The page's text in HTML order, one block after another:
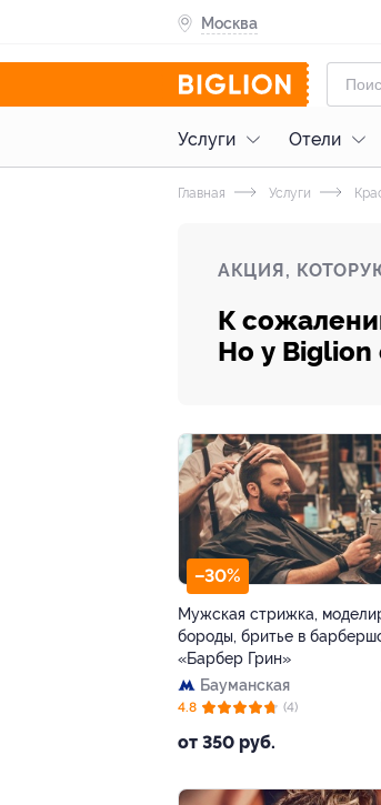
Москва
Услуги Отели
Главная Услуги
АКЦИЯ,
К
Но у Biglion
–30%
Мужская стрижка,
бороды, бритье в
«Барбер Грин»
Бауманская
от 350 руб.
4.8 (4)